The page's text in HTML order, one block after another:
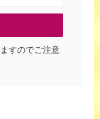
すのでご注意